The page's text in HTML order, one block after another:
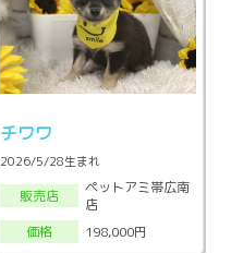
チワワ
2026/5/28生まれ
販売店
ペットアミ帯広南
店
価格
198,000円